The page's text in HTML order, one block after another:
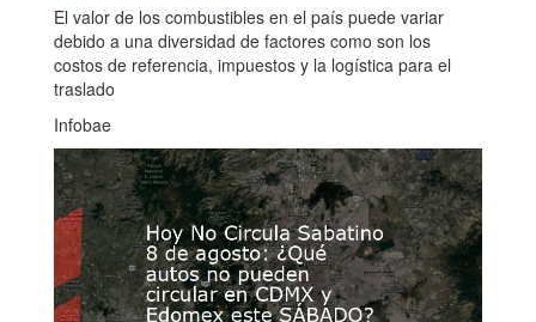
El valor de los combustibles en el país puede variar
debido a una diversidad de factores como son los
costos de referencia, impuestos y la logística para el
traslado
Infobae